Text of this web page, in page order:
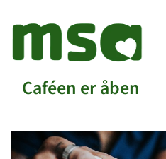
Caféen er åben